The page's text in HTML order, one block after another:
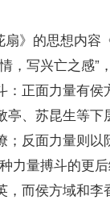
》的思想内容
，写兴亡之感”
：正面力量有侯
亭、苏昆生等下
；反面力量则以
力量搏斗的更
，而侯方域和李